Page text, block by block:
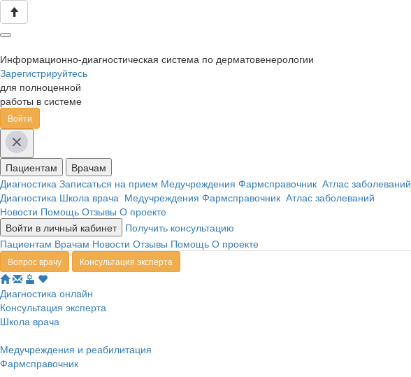
Информационно-диагностическая система по дерматовенерологии
Зарегистрируйтесь
для полноценной
работы в системе
Войти
Пациентам
Врачам
Диагностика Записаться на прием Медучреждения Фармсправочник Атлас заболеваний
Диагностика Школа врача Медучреждения Фармсправочник Атлас заболеваний
Новости Помощь Отзывы О проекте
Войти в личный кабинет
Получить консультацию
Пациентам Врачам Новости Отзывы Помощь О проекте
Вопрос врачу Консультация эксперта
Диагностика онлайн
Консультация эксперта
Школа врача
Медучреждения и реабилитация
Фармсправочник